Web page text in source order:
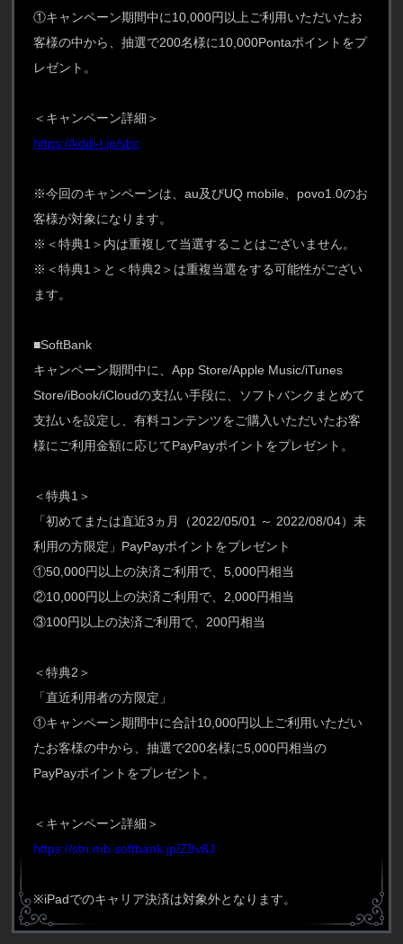
①キャンペーン期間中に10,000円以上ご利用いただいたお
客様の中から、抽選で200名様に10,000Pontaポイントをプ
レゼント。
＜キャンペーン詳細＞
https://kddi-l.jp/sbc
※今回のキャンペーンは、au及びUQ mobile、povo1.0のお
客様が対象になります。
※＜特典1＞内は重複して当選することはございません。
※＜特典1＞と＜特典2＞は重複当選をする可能性がござい
ます。
■SoftBank
キャンペーン期間中に、App Store/Apple Music/iTunes
Store/iBook/iCloudの支払い手段に、ソフトバンクまとめて
支払いを設定し、有料コンテンツをご購入いただいたお客
様にご利用金額に応じてPayPayポイントをプレゼント。
＜特典1＞
「初めてまたは直近3ヵ月（2022/05/01 ～ 2022/08/04）未
利用の方限定」PayPayポイントをプレゼント
①50,000円以上の決済ご利用で、5,000円相当
②10,000円以上の決済ご利用で、2,000円相当
③100円以上の決済ご利用で、200円相当
＜特典2＞
「直近利用者の方限定」
①キャンペーン期間中に合計10,000円以上ご利用いただい
たお客様の中から、抽選で200名様に5,000円相当の
PayPayポイントをプレゼント。
＜キャンペーン詳細＞
https://stn.mb.softbank.jp/Z8v8J
※iPadでのキャリア決済は対象外となります。